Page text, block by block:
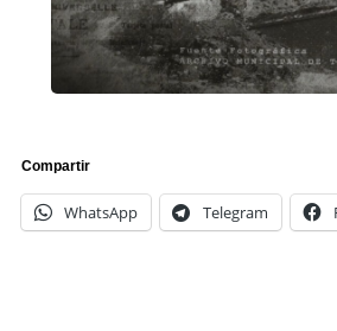
Compartir
WhatsApp Telegram